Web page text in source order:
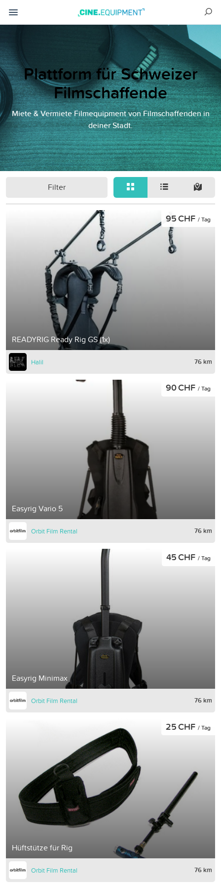
Plattform für Schweizer
Filmschaffende
Miete & Vermiete Filmequipment von Filmschaffenden in
deiner Stadt.
Filter
READYRIG Ready Rig GS (1x)
95 CHF / Tag
Halil 76 km
Easyrig Vario 5
90 CHF / Tag
Orbit Film Rental 76 km
Easyrig Minimax
45 CHF / Tag
Orbit Film Rental 76 km
Hüftstütze für Rig
25 CHF / Tag
Orbit Film Rental 76 km